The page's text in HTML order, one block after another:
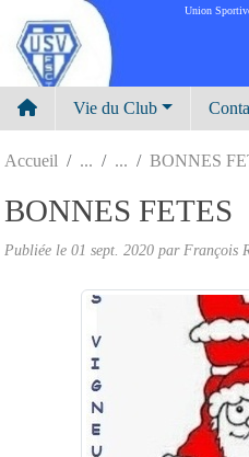
Union
Vie du Club
Accueil BONNES
BONNES FETES
Publiée le 01 sept. 2020 par François
Panneau de gestion des cookies